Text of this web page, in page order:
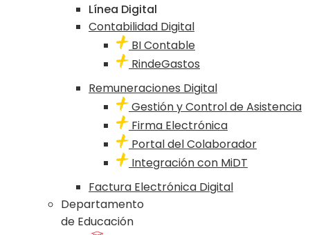
Línea Digital
Contabilidad Digital
BI Contable
RindeGastos
Remuneraciones Digital
Gestión y Control de Asistencia
Firma Electrónica
Portal del Colaborador
Integración con MiDT
Factura Electrónica Digital
Departamento
de Educación